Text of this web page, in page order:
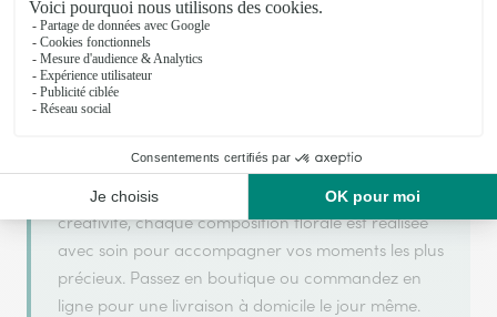
Fleurs Imagine s'appuie sur son partenariat avec
Interflora, réseau de transmission florale de
référence, pour vous garantir un service de qualité.
Fleurs Imagine est un fleuriste artisan situé à
Geispolsheim. Avec un souci de fraîcheur et de
créativité, chaque composition florale est réalisée
avec soin pour accompagner vos moments les plus
précieux. Passez en boutique ou commandez en
ligne pour une livraison à domicile le jour même.